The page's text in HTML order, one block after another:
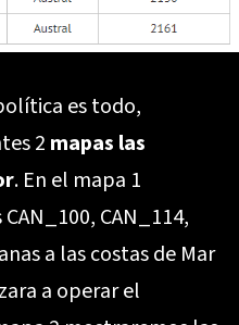
es todo,
2 mapas las
. En el mapa 1
CAN_114,
a las costas de Mar
a operar el